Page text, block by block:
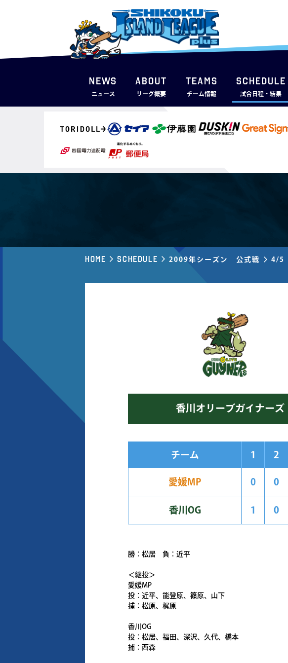
NEWS
ニュース
ABOUT
リーグ概要
TEAMS
チーム情報
SCHEDULE
試合日程・結果
Home Schedule 2009年シーズン 公式戦 4/5
香川オリーブガイナーズ
チーム 1 2
愛媛MP 0 0
香川OG 1 0
勝：松居 負：近平
＜継投＞
愛媛MP
投：近平、能登原、篠原、山下
捕：松原、梶原
香川OG
投：松居、福田、深沢、久代、橋本
捕：西森